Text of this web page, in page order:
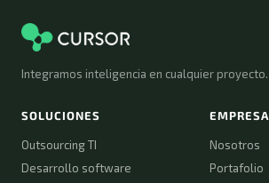
Integramos inteligencia en cualquier proyecto.
SOLUCIONES
Outsourcing TI
Desarrollo software
EMPRESA
Nosotros
Portafolio